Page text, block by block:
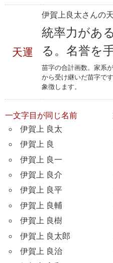
天運
伊賀上良太さんの
統率力があ
る。名誉を
苗字の合計画数。家系
から受け継いだ苗字で
象徴します。
一文字目が同じ名前
伊賀上 良太
伊賀上 良
伊賀上 良一
伊賀上 良介
伊賀上 良平
伊賀上 良輔
伊賀上 良樹
伊賀上 良太郎
伊賀上 良治